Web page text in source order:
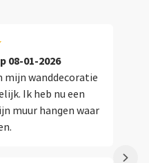
08-01-2026
mijn wanddecoratie
Ik heb nu een
muur hangen waar